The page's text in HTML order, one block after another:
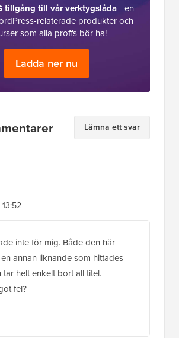
tillgång till vår verktygslåda- en
relaterade produkter och
som alla proffs bör ha!
Ladda ner nu
Lämna ett svar
inte för mig. Både den här
annan liknande som hittades
helt enkelt bort all titel.
fel?